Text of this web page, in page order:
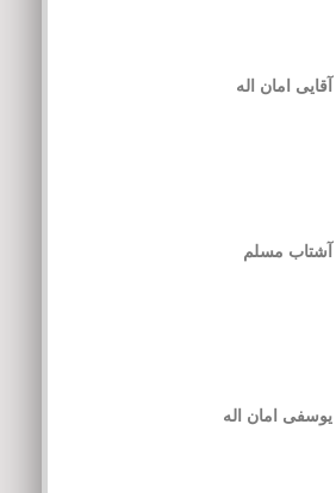
آقایی امان اله
آشتاب مسلم
یوسفی امان اله